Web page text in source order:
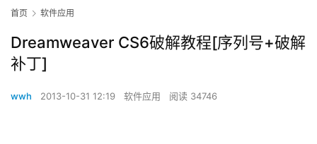
首页 软件应用
Dreamweaver CS6破解教程[序列号+破解
补丁]
wwh 2013-10-31 12:19 软件应用 阅读 34746